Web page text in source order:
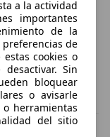
a la actividad
importantes
de la
de
cookies o
Sin
bloquear
o avisarle
herramientas
del sitio